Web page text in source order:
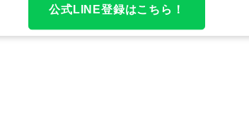
判例の到達点を踏まえて解説します。
公式LINE登録はこちら！